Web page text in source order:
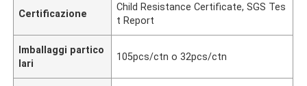
Certificazione
Child Resistance Certificate, SGS Tes
t Report
Imballaggi partico
lari
105pcs/ctn o 32pcs/ctn